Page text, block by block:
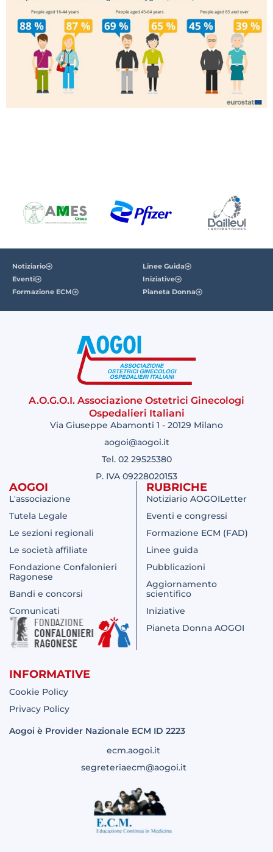
Notiziario
Eventi
Formazione ECM
Linee Guida
Iniziative
Pianeta Donna
A.O.G.O.I. Associazione Ostetrici Ginecologi
Ospedalieri Italiani
Via Giuseppe Abamonti 1 - 20129 Milano
aogoi@aogoi.it
Tel. 02 29525380
P. IVA 09228020153
AOGOI
L'associazione
Tutela Legale
Le sezioni regionali
Le società affiliate
Fondazione Confalonieri
Ragonese
Bandi e concorsi
Comunicati
RUBRICHE
Notiziario AOGOILetter
Eventi e congressi
Formazione ECM (FAD)
Linee guida
Pubblicazioni
Aggiornamento
scientifico
Iniziative
Pianeta Donna AOGOI
INFORMATIVE
Cookie Policy
Privacy Policy
Aogoi è Provider Nazionale ECM ID 2223
ecm.aogoi.it
segreteriaecm@aogoi.it